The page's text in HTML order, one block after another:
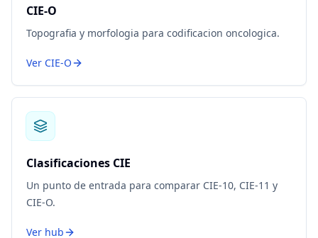
CIE-O
Topografia y morfologia para codificacion oncologica.
Ver CIE-O
Clasificaciones CIE
Un punto de entrada para comparar CIE-10, CIE-11 y
CIE-O.
Ver hub